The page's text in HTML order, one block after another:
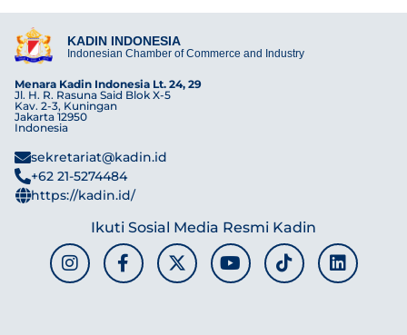
KADIN INDONESIA
Indonesian Chamber of Commerce and Industry
Menara Kadin Indonesia Lt. 24, 29
Jl. H. R. Rasuna Said Blok X-5
Kav. 2-3, Kuningan
Jakarta 12950
Indonesia
sekretariat@kadin.id
+62 21-5274484
https://kadin.id/
Ikuti Sosial Media Resmi Kadin